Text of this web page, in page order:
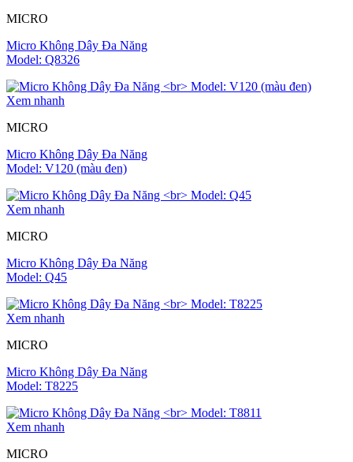
MICRO
Micro Không Dây Đa Năng
Model: Q8326
Xem nhanh
MICRO
Micro Không Dây Đa Năng
Model: V120 (màu đen)
Xem nhanh
MICRO
Micro Không Dây Đa Năng
Model: Q45
Xem nhanh
MICRO
Micro Không Dây Đa Năng
Model: T8225
Xem nhanh
MICRO